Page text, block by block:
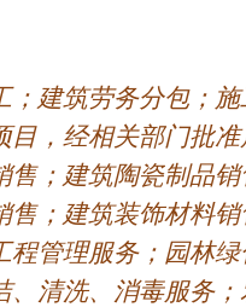
；建筑劳务分包；
目，经相关部门批
售；建筑陶瓷制品
售；建筑装饰材料
程管理服务；园林
、清洗、消毒服务